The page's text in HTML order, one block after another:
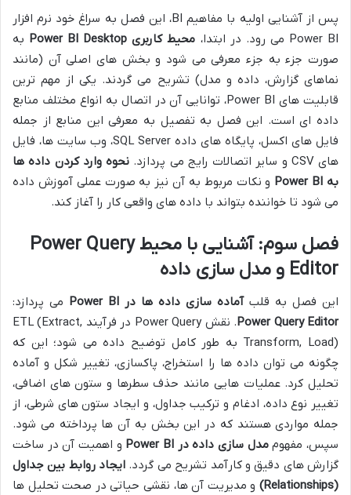
پس از آشنایی اولیه با مفاهیم BI، این فصل به سراغ خود نرم افزار
Power BI می رود. در ابتدا،
محیط کاربری Power BI Desktop
به
صورت جزء به جزء معرفی می شود و بخش های اصلی آن (مانند
نماهای گزارش، داده و مدل) تشریح می گردند. یکی از مهم ترین
قابلیت های Power BI، توانایی آن در اتصال به انواع مختلف منابع
داده ای است. این فصل به تفصیل به معرفی این منابع از جمله
فایل های اکسل، پایگاه های داده SQL Server، وب سایت ها، فایل
های CSV و سایر اتصالات رایج می پردازد.
نحوه وارد کردن داده ها
به Power BI
و نکات مربوط به آن نیز به صورت عملی آموزش داده
می شود تا خواننده بتواند با داده های واقعی کار را آغاز کند.
فصل سوم: آشنایی با محیط Power Query
Editor و مدل سازی داده
این فصل به قلبآماده سازی داده ها در Power BI
می پردازد:
Power Query Editor
. نقش Power Query در فرآیند ETL (Extract,
Transform, Load) به طور کامل توضیح داده می شود؛ این که
چگونه می توان داده ها را استخراج، پاکسازی، تغییر شکل و آماده
تحلیل کرد. عملیات هایی مانند حذف سطرها و ستون های اضافی،
تغییر نوع داده، ادغام و ترکیب جداول، و ایجاد ستون های شرطی، از
جمله مواردی هستند که در این بخش به آن ها پرداخته می شود.
سپس، مفهوممدل سازی داده در Power BI
و اهمیت آن در ساخت
گزارش های دقیق و کارآمد تشریح می گردد. ایجاد روابط بین جداول
(Relationships)
و مدیریت آن ها، نقشی حیاتی در صحت تحلیل ها